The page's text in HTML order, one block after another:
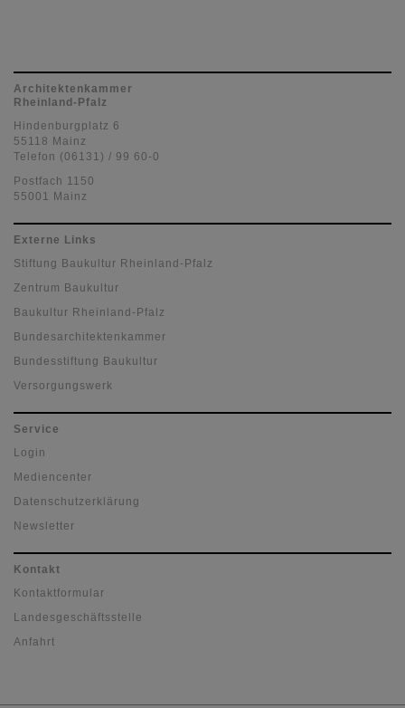
Architektenkammer
Rheinland-Pfalz
Hindenburgplatz 6
55118 Mainz
Telefon (06131) / 99 60-0
Postfach 1150
55001 Mainz
Externe Links
Stiftung Baukultur Rheinland-Pfalz
Zentrum Baukultur
Baukultur Rheinland-Pfalz
Bundesarchitektenkammer
Bundesstiftung Baukultur
Versorgungswerk
Service
Login
Mediencenter
Datenschutzerklärung
Newsletter
Kontakt
Kontaktformular
Landesgeschäftsstelle
Anfahrt